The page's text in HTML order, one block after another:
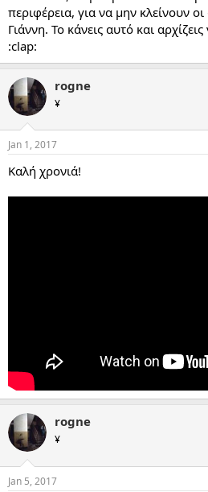
περιφέρεια, για να μην κλείνουν
Γιάννη. Το κάνεις αυτό και
:clap:
rogne
¥
Jan 1, 2017
Καλή χρονιά!
rogne
¥
Jan 5, 2017